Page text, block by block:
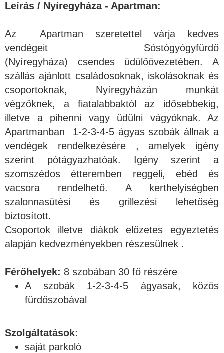
Leírás / Nyíregyháza - Apartman:
Az Apartman szeretettel várja kedves
vendégeit Sóstógyógyfürdő
(Nyíregyháza) csendes üdülőövezetében. A
szállás ajánlott családosoknak, iskolásoknak és
csoportoknak, Nyíregyházán munkát
végzőknek, a fiatalabbaktól az idősebbekig,
illetve a pihenni vagy üdülni vágyóknak. Az
Apartmanban 1-2-3-4-5 ágyas szobák állnak a
vendégek rendelkezésére , amelyek igény
szerint pótágyazhatóak. Igény szerint a
szomszédos étteremben reggeli, ebéd és
vacsora rendelhető. A kerthelyiségben
szalonnasütési és grillezési lehetőség
biztosított.
Csoportok illetve diákok előzetes egyeztetés
alapján kedvezményekben részesülnek .
Férőhelyek: 8 szobában 30 fő részére
A szobák 1-2-3-4-5 ágyasak, közös
fürdőszobával
Szolgáltatások:
saját parkoló